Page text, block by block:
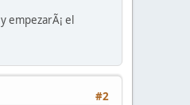
y empezarÃ¡ el
#2